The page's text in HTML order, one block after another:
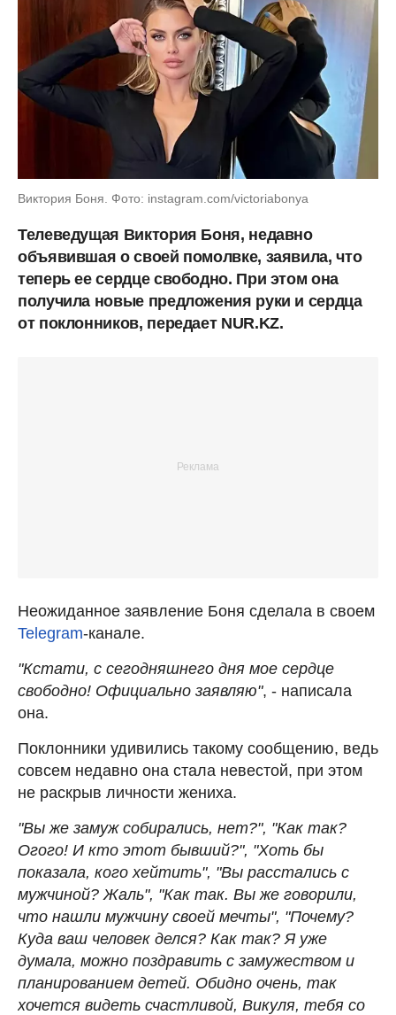
Виктория Боня. Фото: instagram.com/victoriabonya
Телеведущая Виктория Боня, недавно
объявившая о своей помолвке, заявила, что
теперь ее сердце свободно. При этом она
получила новые предложения руки и сердца
от поклонников, передает NUR.KZ.
Неожиданное заявление Боня сделала в своем
Telegram-канале.
"Кстати, с сегодняшнего дня мое сердце
свободно! Официально заявляю", - написала
она.
Поклонники удивились такому сообщению, ведь
совсем недавно она стала невестой, при этом
не раскрыв личности жениха.
"Вы же замуж собирались, нет?", "Как так?
Огого! И кто этот бывший?", "Хоть бы
показала, кого хейтить", "Вы расстались с
мужчиной? Жаль", "Как так. Вы же говорили,
что нашли мужчину своей мечты", "Почему?
Куда ваш человек делся? Как так? Я уже
думала, можно поздравить с замужеством и
планированием детей. Обидно очень, так
хочется видеть счастливой, Викуля, тебя со